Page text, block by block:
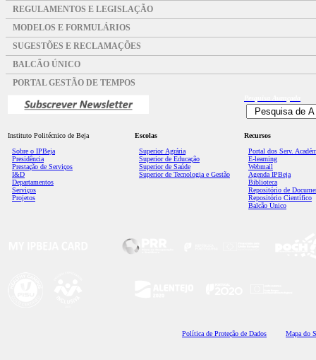
REGULAMENTOS E LEGISLAÇÃO
MODELOS E FORMULÁRIOS
SUGESTÕES E RECLAMAÇÕES
BALCÃO ÚNICO
PORTAL GESTÃO DE TEMPOS
Instituto Politécnico de Beja
Sobre o IPBeja
Presidência
Prestação de Serviços
I&D
Departamentos
Serviços
Projetos
Escolas
Superior Agrária
Superior de Educação
Superior de Saúde
Superior de Tecnologia e Gestão
Recursos
Portal dos Serv.
E-learning
Webmail
Agenda IPBeja
Biblioteca
Repositório de
Repositório Científico
Balcão Único
Política de Proteção de Dados Mapa do